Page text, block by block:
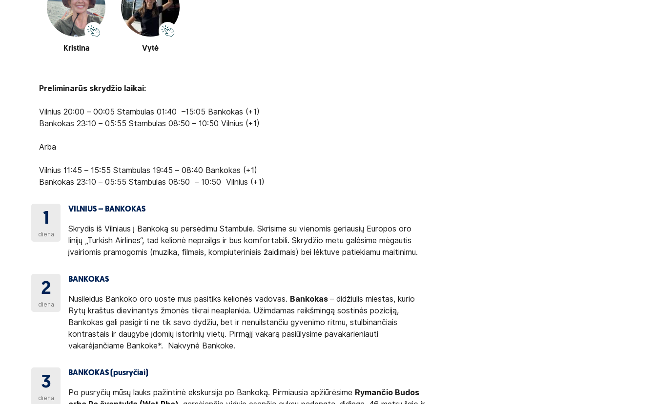
Kristina Vytė
Preliminarūs skrydžio laikai:
Vilnius 20:00 – 00:05 Stambulas 01:40 –15:05 Bankokas (+1)
Bankokas 23:10 – 05:55 Stambulas 08:50 – 10:50 Vilnius (+1)
Arba
Vilnius 11:45 – 15:55 Stambulas 19:45 – 08:40 Bankokas (+1)
Bankokas 23:10 – 05:55 Stambulas 08:50 – 10:50 Vilnius (+1)
1
diena
VILNIUS – BANKOKAS
Skrydis iš Vilniaus į Bankoką su persėdimu Stambule. Skrisime su vienomis geriausių Europos oro
linijų „Turkish Airlines“, tad kelionė neprailgs ir bus komfortabili. Skrydžio metu galėsime mėgautis
įvairiomis pramogomis (muzika, filmais, kompiuteriniais žaidimais) bei lėktuve patiekiamu maitinimu.
2
diena
BANKOKAS
Nusileidus Bankoko oro uoste mus pasitiks kelionės vadovas. Bankokas– didžiulis miestas, kurio
Rytų kraštus dievinantys žmonės tikrai neaplenkia. Užimdamas reikšmingą sostinės poziciją,
Bankokas gali pasigirti ne tik savo dydžiu, bet ir nenuilstančiu gyvenimo ritmu, stulbinančiais
kontrastais ir daugybe įdomių istorinių vietų. Pirmąjį vakarą pasiūlysime pavakarieniauti
vakarėjančiame Bankoke*. Nakvynė Bankoke.
3
diena
BANKOKAS (pusryčiai)
Po pusryčių mūsų lauks pažintinė ekskursija po Bankoką. Pirmiausia apžiūrėsime Rymančio Budos